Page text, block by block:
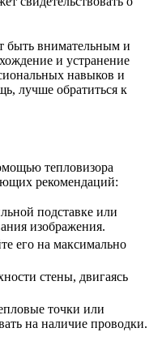
быть внимательным и
и устранение
навыков и
лучше обратиться к
тепловизора
рекомендаций:
подставке или
изображения.
его на максимально
стены, двигаясь
точки или
на наличие проводки.